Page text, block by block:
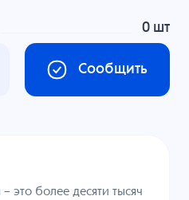
0 шт
Сообщить
– это более десяти тысяч